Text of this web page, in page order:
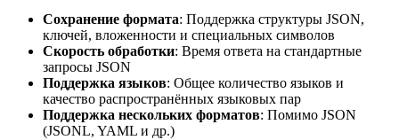
Сохранение формата: Поддержка структуры JSON,
ключей, вложенности и специальных символов
Скорость обработки: Время ответа на стандартные
запросы JSON
Поддержка языков: Общее количество языков и
качество распространённых языковых пар
Поддержка нескольких форматов: Помимо JSON
(JSONL, YAML и др.)